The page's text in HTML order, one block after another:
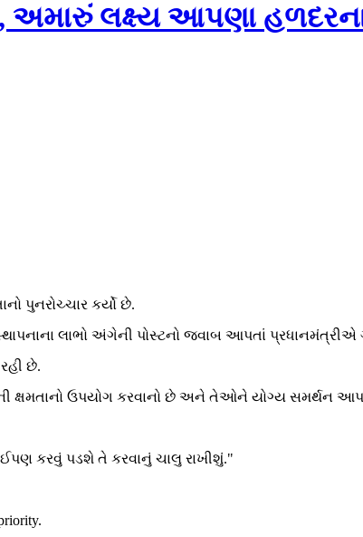
અમારું લક્ષ્ય આપણા
પુનરોચ્ચાર કર્યો છે.
સ્થાપનાના લાભો અંગેની પોસ્ટનો જવાબ આપતાં
છે.
ક્ષમતાનો ઉપયોગ કરવાનો છે અને તેઓને યોગ્ય સમર્થન
કરવું પડશે તે કરવાનું ચાલુ રાખીશું."